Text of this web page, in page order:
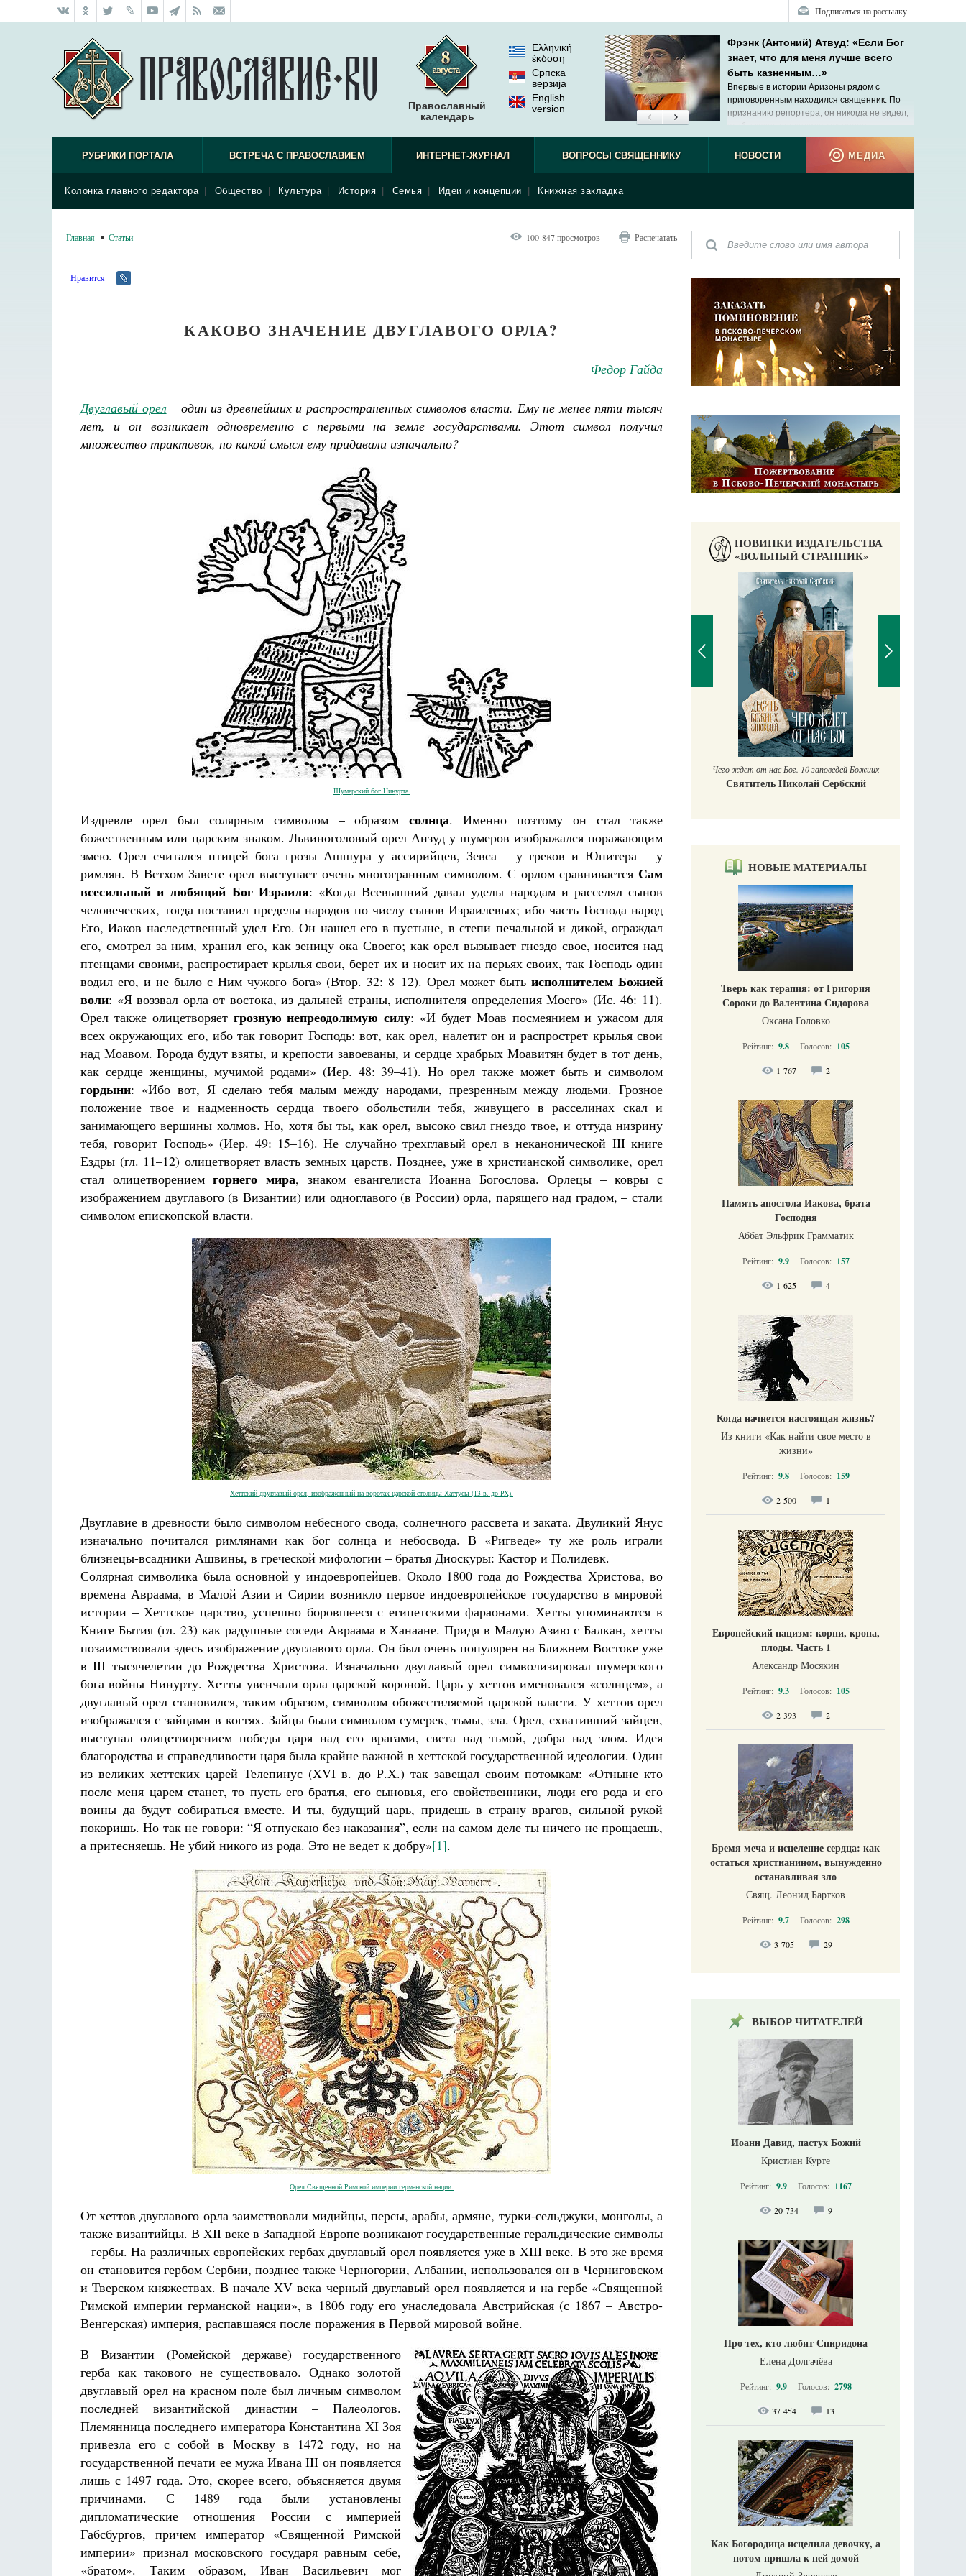
Подписаться на рассылку
Православный
календарь
Ελληνική
έκδοση
Српска
верзиjа
English
version
Фрэнк (Антоний) Атвуд: «Если Бог
знает, что для меня лучше всего
быть казненным…»
Впервые в истории Аризоны рядом с
приговоренным находился священник. По
признанию репортера, он никогда не видел,
РУБРИКИ ПОРТАЛА ВСТРЕЧА С ПРАВОСЛАВИЕМ ИНТЕРНЕТ-ЖУРНАЛ
Колонка главного редактора Общество Культура История Семья Идеи и концепции Книжная закладка
ВОПРОСЫ СВЯЩЕННИКУ НОВОСТИ МЕДИА
Главная Статьи 100 847 просмотров Распечатать
Нравится
КАКОВО ЗНАЧЕНИЕ ДВУГЛАВОГО ОРЛА?
Федор Гайда
Двуглавый орел– один из древнейших и распространенных символов власти. Ему не менее пяти тысяч
лет, и он возникает одновременно с первыми на земле государствами. Этот символ получил
множество трактовок, но какой смысл ему придавали изначально?
Шумерский бог Нинурта.
Издревле орел был солярным символом – образомсолнца. Именно поэтому он стал также
божественным или царским знаком. Львиноголовый орел Анзуд у шумеров изображался поражающим
змею. Орел считался птицей бога грозы Ашшура у ассирийцев, Зевса – у греков и Юпитера – у
римлян. В Ветхом Завете орел выступает очень многогранным символом. С орлом сравнивается Сам
всесильный и любящий Бог Израиля: «Когда Всевышний давал уделы народам и расселял сынов
человеческих, тогда поставил пределы народов по числу сынов Израилевых; ибо часть Господа народ
Его, Иаков наследственный удел Его. Он нашел его в пустыне, в степи печальной и дикой, ограждал
его, смотрел за ним, хранил его, как зеницу ока Своего; как орел вызывает гнездо свое, носится над
птенцами своими, распростирает крылья свои, берет их и носит их на перьях своих, так Господь один
водил его, и не было с Ним чужого бога» (Втор. 32: 8–12). Орел может бытьисполнителем Божией
воли: «Я воззвал орла от востока, из дальней страны, исполнителя определения Моего» (Ис. 46: 11).
Орел также олицетворяет грозную непреодолимую силу: «И будет Моав посмеянием и ужасом для
всех окружающих его, ибо так говорит Господь: вот, как орел, налетит он и распрострет крылья свои
над Моавом. Города будут взяты, и крепости завоеваны, и сердце храбрых Моавитян будет в тот день,
как сердце женщины, мучимой родами» (Иер. 48: 39–41). Но орел также может быть и символом
гордыни: «Ибо вот, Я сделаю тебя малым между народами, презренным между людьми. Грозное
положение твое и надменность сердца твоего обольстили тебя, живущего в расселинах скал и
занимающего вершины холмов. Но, хотя бы ты, как орел, высоко свил гнездо твое, и оттуда низрину
тебя, говорит Господь» (Иер. 49: 15–16). Не случайно трехглавый орел в неканонической III книге
Ездры (гл. 11–12) олицетворяет власть земных царств. Позднее, уже в христианской символике, орел
стал олицетворениемгорнего мира, знаком евангелиста Иоанна Богослова. Орлецы – ковры с
изображением двуглавого (в Византии) или одноглавого (в России) орла, парящего над градом, – стали
символом епископской власти.
Хеттский двуглавый орел, изображенный на воротах царской столицы Хаттусы (13 в. до РХ).
Двуглавие в древности было символом небесного свода, солнечного рассвета и заката. Двуликий Янус
изначально почитался римлянами как бог солнца и небосвода. В «Ригведе» ту же роль играли
близнецы-всадники Ашвины, в греческой мифологии – братья Диоскуры: Кастор и Полидевк.
Солярная символика была основной у индоевропейцев. Около 1800 года до Рождества Христова, во
времена Авраама, в Малой Азии и Сирии возникло первое индоевропейское государство в мировой
истории – Хеттское царство, успешно боровшееся с египетскими фараонами. Хетты упоминаются в
Книге Бытия (гл. 23) как радушные соседи Авраама в Ханаане. Придя в Малую Азию с Балкан, хетты
позаимствовали здесь изображение двуглавого орла. Он был очень популярен на Ближнем Востоке уже
в III тысячелетии до Рождества Христова. Изначально двуглавый орел символизировал шумерского
бога войны Нинурту. Хетты увенчали орла царской короной. Царь у хеттов именовался «солнцем», а
двуглавый орел становился, таким образом, символом обожествляемой царской власти. У хеттов орел
изображался с зайцами в когтях. Зайцы были символом сумерек, тьмы, зла. Орел, схвативший зайцев,
выступал олицетворением победы царя над его врагами, света над тьмой, добра над злом. Идея
благородства и справедливости царя была крайне важной в хеттской государственной идеологии. Один
из великих хеттских царей Телепинус (XVI в. до Р.Х.) так завещал своим потомкам: «Отныне кто
после меня царем станет, то пусть его братья, его сыновья, его свойственники, люди его рода и его
воины да будут собираться вместе. И ты, будущий царь, придешь в страну врагов, сильной рукой
покоришь. Но так не говори: “Я отпускаю без наказания”, если на самом деле ты ничего не прощаешь,
а притесняешь. Не убий никого из рода. Это не ведет к добру»[1].
Орел Священной Римской империи германской нации.
От хеттов двуглавого орла заимствовали мидийцы, персы, арабы, армяне, турки-сельджуки, монголы, а
также византийцы. В XII веке в Западной Европе возникают государственные геральдические символы
– гербы. На различных европейских гербах двуглавый орел появляется уже в XIII веке. В это же время
он становится гербом Сербии, позднее также Черногории, Албании, использовался он в Черниговском
и Тверском княжествах. В начале XV века черный двуглавый орел появляется и на гербе «Священной
Римской империи германской нации», в 1806 году его унаследовала Австрийская (с 1867 – Австро-
Венгерская) империя, распавшаяся после поражения в Первой мировой войне.
В Византии (Ромейской державе) государственного
герба как такового не существовало. Однако золотой
двуглавый орел на красном поле был личным символом
последней византийской династии – Палеологов.
Племянница последнего императора Константина XI Зоя
привезла его с собой в Москву в 1472 году, но на
государственной печати ее мужа Ивана III он появляется
лишь с 1497 года. Это, скорее всего, объясняется двумя
причинами. С 1489 года были установлены
дипломатические отношения России с империей
Габсбургов, причем император «Священной Римской
империи» признал московского государя равным себе,
«братом». Таким образом, Иван Васильевич мог
НОВИНКИ ИЗДАТЕЛЬСТВА
«ВОЛЬНЫЙ СТРАННИК»
Разлуки не будет
Фредерика де Грааф Как найти своё место в жизни
Кирилл Мурышев
Великомученик Георгий Победоносец. Научись у
Чего ждет от нас Бог. 10 заповедей Божиих
Святитель Николай Сербский
НОВЫЕ МАТЕРИАЛЫ
Тверь как терапия: от Григория
Сороки до Валентина Сидорова
Оксана Головко
Рейтинг: 9.8 Голосов: 105
1 767 2
Память апостола Иакова, брата
Господня
Аббат Эльфрик Грамматик
Рейтинг: 9.9 Голосов: 157
1 625 4
Когда начнется настоящая жизнь?
Из книги «Как найти свое место в
жизни​»
Рейтинг: 9.8 Голосов: 159
2 500 1
Европейский нацизм: корни, крона,
плоды. Часть 1
Александр Мосякин
Рейтинг: 9.3 Голосов: 105
2 393 2
Бремя меча и исцеление сердца: как
остаться христианином, вынужденно
останавливая зло
Свящ. Леонид Бартков
Рейтинг: 9.7 Голосов: 298
3 705 29
ВЫБОР ЧИТАТЕЛЕЙ
Иоанн Давид, пастух Божий
Кристиан Курте
Рейтинг: 9.9 Голосов: 1167
20 734 9
Про тех, кто любит Спиридона
Елена Долгачёва
Рейтинг: 9.9 Голосов: 2798
37 454 13
Как Богородица исцелила девочку, а
потом пришла к ней домой